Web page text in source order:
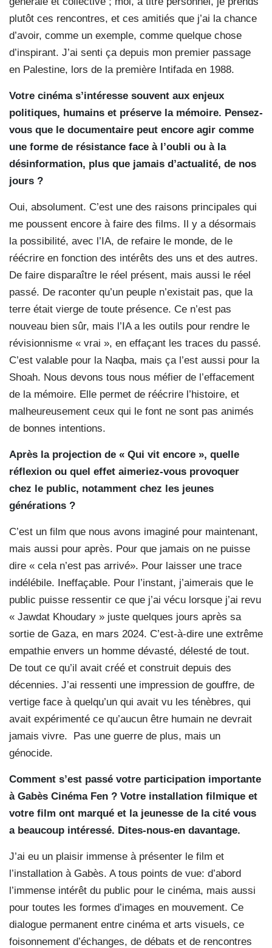
plutôt ces rencontres, et ces amitiés que j’ai la chance
d’avoir, comme un exemple, comme quelque chose
d’inspirant. J’ai senti ça depuis mon premier passage
en Palestine, lors de la première Intifada en 1988.
Votre cinéma s’intéresse souvent aux enjeux
politiques, humains et préserve la mémoire. Pensez-
vous que le documentaire peut encore agir comme
une forme de résistance face à l’oubli ou à la
désinformation, plus que jamais d’actualité, de nos
jours ?
Oui, absolument. C’est une des raisons principales qui
me poussent encore à faire des films. Il y a désormais
la possibilité, avec l’IA, de refaire le monde, de le
réécrire en fonction des intérêts des uns et des autres.
De faire disparaître le réel présent, mais aussi le réel
passé. De raconter qu’un peuple n’existait pas, que la
terre était vierge de toute présence. Ce n’est pas
nouveau bien sûr, mais l’IA a les outils pour rendre le
révisionnisme « vrai », en effaçant les traces du passé.
C’est valable pour la Naqba, mais ça l’est aussi pour la
Shoah. Nous devons tous nous méfier de l’effacement
de la mémoire. Elle permet de réécrire l’histoire, et
malheureusement ceux qui le font ne sont pas animés
de bonnes intentions.
Après la projection de « Qui vit encore », quelle
réflexion ou quel effet aimeriez-vous provoquer
chez le public, notamment chez les jeunes
générations ?
C’est un film que nous avons imaginé pour maintenant,
mais aussi pour après. Pour que jamais on ne puisse
dire « cela n’est pas arrivé». Pour laisser une trace
indélébile. Ineffaçable. Pour l’instant, j’aimerais que le
public puisse ressentir ce que j’ai vécu lorsque j’ai revu
« Jawdat Khoudary » juste quelques jours après sa
sortie de Gaza, en mars 2024. C’est-à-dire une extrême
empathie envers un homme dévasté, délesté de tout.
De tout ce qu’il avait créé et construit depuis des
décennies. J’ai ressenti une impression de gouffre, de
vertige face à quelqu’un qui avait vu les ténèbres, qui
avait expérimenté ce qu’aucun être humain ne devrait
jamais vivre.
Pas une guerre de plus, mais un
génocide.
Comment s’est passé votre participation importante
à Gabès Cinéma Fen ? Votre installation filmique et
votre film ont marqué et la jeunesse de la cité vous
a beaucoup intéressé. Dites-nous-en davantage.
J’ai eu un plaisir immense à présenter le film et
l’installation à Gabès. A tous points de vue: d’abord
l’immense intérêt du public pour le cinéma, mais aussi
pour toutes les formes d’images en mouvement. Ce
dialogue permanent entre cinéma et arts visuels, ce
foisonnement d’échanges, de débats et de rencontres